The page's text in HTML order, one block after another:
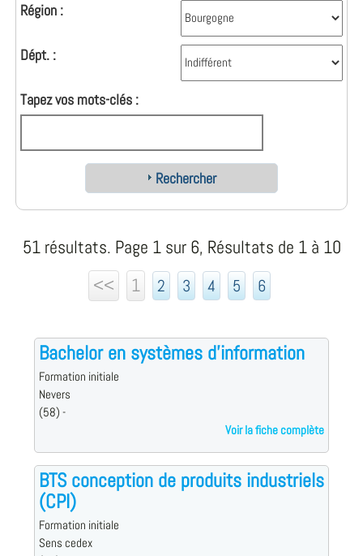
Région :
Dépt. :
Tapez vos mots-clés :
Rechercher
51 résultats. Page 1 sur 6, Résultats de 1 à 10
<<
1 2 3 4 5 6
Bachelor en systèmes d'information
Formation initiale
Nevers
(58) -
Voir la fiche complète
BTS conception de produits industriels
(CPI)
Formation initiale
Sens cedex